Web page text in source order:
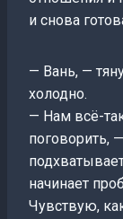
и снова
— Вань, —
холодно.
— Нам всё-
поговорить,
начинает
Чувствую,